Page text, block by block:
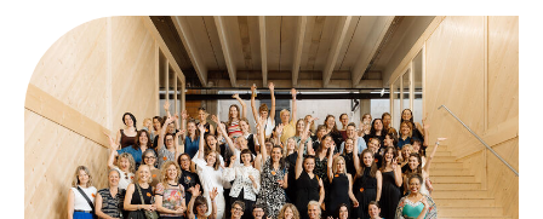
Mitglieder
Sie suchen eine Agentur oder Kreativen für Ihre
individuelle Herausforderung. Hier finden Sie
bestimmt den zu Ihnen passenden Profi!
Zum Agenturfinder